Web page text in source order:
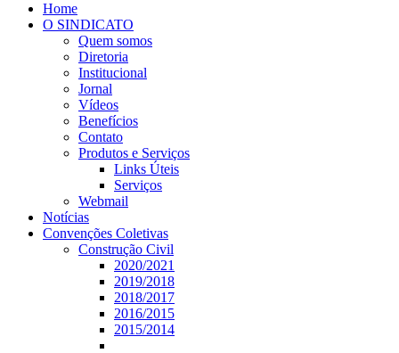
Home
O SINDICATO
Quem somos
Diretoria
Institucional
Jornal
Vídeos
Benefícios
Contato
Produtos e Serviços
Links Úteis
Serviços
Webmail
Notícias
Convenções Coletivas
Construção Civil
2020/2021
2019/2018
2018/2017
2016/2015
2015/2014